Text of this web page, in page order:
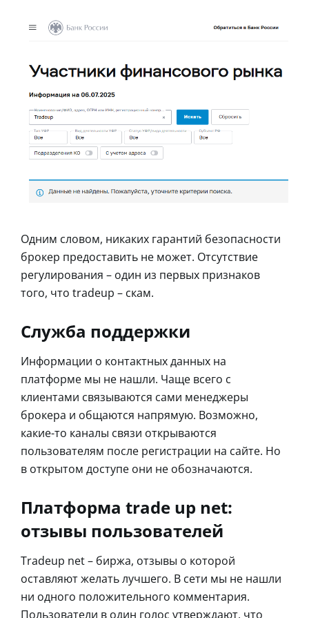
Одним словом, никаких гарантий безопасности
брокер предоставить не может. Отсутствие
регулирования – один из первых признаков
того, что tradeup – скам.
Служба поддержки
Информации о контактных данных на
платформе мы не нашли. Чаще всего с
клиентами связываются сами менеджеры
брокера и общаются напрямую. Возможно,
какие-то каналы связи открываются
пользователям после регистрации на сайте. Но
в открытом доступе они не обозначаются.
Платформа trade up net:
отзывы пользователей
Tradeup net – биржа, отзывы о которой
оставляют желать лучшего. В сети мы не нашли
ни одного положительного комментария.
Пользователи в один голос утверждают, что